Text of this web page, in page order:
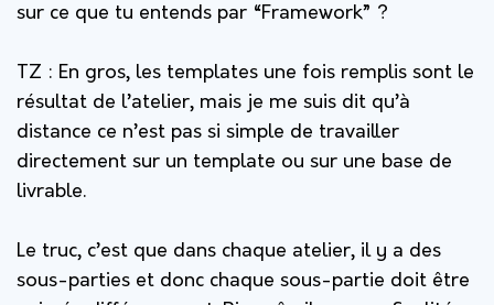
sur ce que tu entends par “Framework” ?
TZ : En gros, les templates une fois remplis sont le
résultat de l’atelier, mais je me suis dit qu’à
distance ce n’est pas si simple de travailler
directement sur un template ou sur une base de
livrable.
Le truc, c’est que dans chaque atelier, il y a des
sous-parties et donc chaque sous-partie doit être